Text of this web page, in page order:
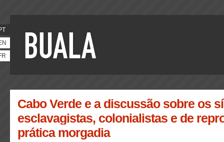
Cabo Verde e a discussão sobre os
esclavagistas, colonialistas e de
prática morgadia